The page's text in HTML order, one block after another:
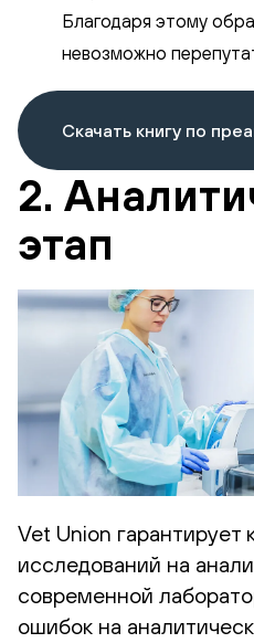
Благодаря этому
невозможно
Скачать книгу по
2.
этап
Vet Union гарантирует
исследований на
современной
ошибок на